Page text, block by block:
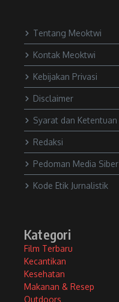
Tentang Meoktwi
Kontak Meoktwi
Kebijakan Privasi
Disclaimer
Syarat dan Ketentuan
Redaksi
Pedoman Media Siber
Kode Etik Jurnalistik
Kategori
Film Terbaru
Kecantikan
Kesehatan
Makanan & Resep
Outdoors